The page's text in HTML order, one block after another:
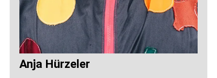
Anja Hürzeler